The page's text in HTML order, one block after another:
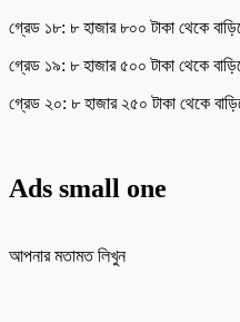
গ্রেড ১৮: ৮ হাজার ৮০০ টাকা থেকে
গ্রেড ১৯: ৮ হাজার ৫০০ টাকা থেকে
গ্রেড ২০: ৮ হাজার ২৫০ টাকা থেকে
Ads small one
আপনার মতামত লিখুন